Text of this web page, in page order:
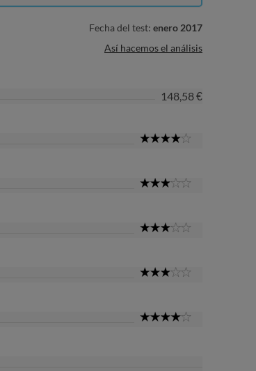
Fecha del test: enero 2017
Así hacemos el análisis
148,58 €